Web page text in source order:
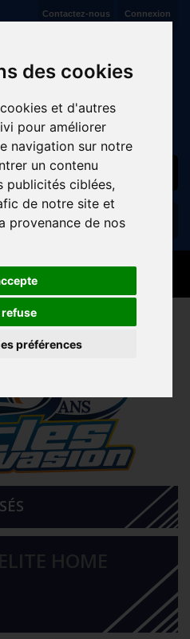
des cookies
et d'autres
pour améliorer
navigation sur notre
un contenu
publicités ciblées,
de notre site et
provenance de nos
refuse
préférences
Connexion
Contactez-nous
HOME